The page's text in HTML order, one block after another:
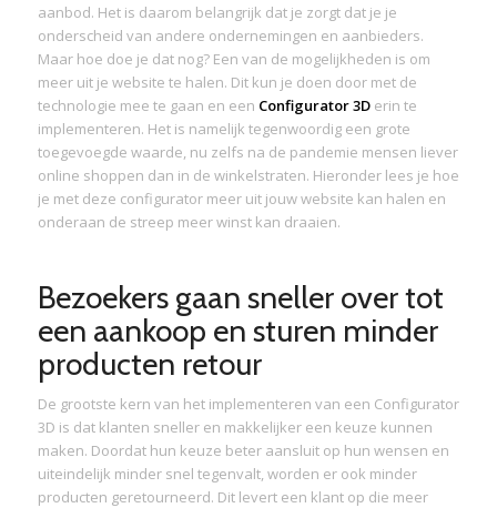
aanbod. Het is daarom belangrijk dat je zorgt dat je je
onderscheid van andere ondernemingen en aanbieders.
Maar hoe doe je dat nog? Een van de mogelijkheden is om
meer uit je website te halen. Dit kun je doen door met de
technologie mee te gaan en een Configurator 3D erin te
implementeren. Het is namelijk tegenwoordig een grote
toegevoegde waarde, nu zelfs na de pandemie mensen liever
online shoppen dan in de winkelstraten. Hieronder lees je hoe
je met deze configurator meer uit jouw website kan halen en
onderaan de streep meer winst kan draaien.
Bezoekers gaan sneller over tot
een aankoop en sturen minder
producten retour
De grootste kern van het implementeren van een Configurator
3D is dat klanten sneller en makkelijker een keuze kunnen
maken. Doordat hun keuze beter aansluit op hun wensen en
uiteindelijk minder snel tegenvalt, worden er ook minder
producten geretourneerd. Dit levert een klant op die meer